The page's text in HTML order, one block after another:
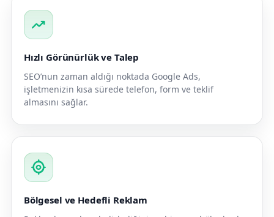
trending_up
Hızlı Görünürlük ve Talep
SEO’nun zaman aldığı noktada Google Ads,
işletmenizin kısa sürede telefon, form ve teklif
almasını sağlar.
my_location
Bölgesel ve Hedefli Reklam